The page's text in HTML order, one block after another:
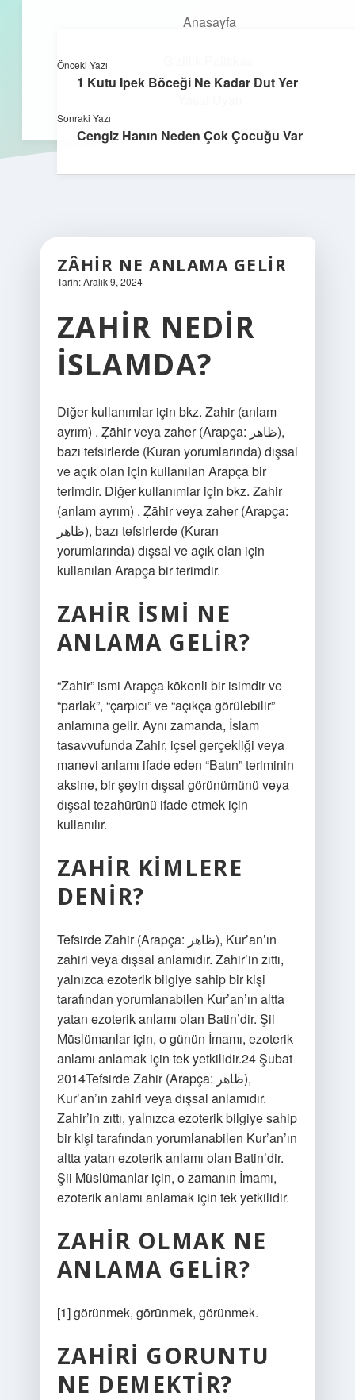
Anasayfa
aç
kefa.com.tr
ZÂHIR NE ANLAMA GELIR
Tarih: Aralık 9, 2024
ZAHIR NEDIR
ISLAMDA?
Diğer kullanımlar için bkz. Zahir (anlam
ayrım) . Ẓāhir veya zaher (Arapça: ظاهر‎),
bazı tefsirlerde (Kuran yorumlarında) dışsal
ve açık olan için kullanılan Arapça bir
terimdir. Diğer kullanımlar için bkz. Zahir
(anlam ayrım) . Ẓāhir veya zaher (Arapça:
ظاهر‎), bazı tefsirlerde (Kuran
yorumlarında) dışsal ve açık olan için
kullanılan Arapça bir terimdir.
ZAHIR ISMI NE
ANLAMA GELIR?
“Zahir” ismi Arapça kökenli bir isimdir ve
“parlak”, “çarpıcı” ve “açıkça görülebilir”
anlamına gelir. Aynı zamanda, İslam
tasavvufunda Zahir, içsel gerçekliği veya
manevi anlamı ifade eden “Batın” teriminin
aksine, bir şeyin dışsal görünümünü veya
dışsal tezahürünü ifade etmek için
kullanılır.
ZAHIR KIMLERE
DENIR?
Tefsirde Zahir (Arapça: ظاهر‎), Kur’an’ın
zahiri veya dışsal anlamıdır. Zahir’in zıttı,
yalnızca ezoterik bilgiye sahip bir kişi
tarafından yorumlanabilen Kur’an’ın altta
yatan ezoterik anlamı olan Batin’dir. Şii
Müslümanlar için, o günün İmamı, ezoterik
anlamı anlamak için tek yetkilidir.24 Şubat
2014Tefsirde Zahir (Arapça: ظاهر‎),
Kur’an’ın zahiri veya dışsal anlamıdır.
Zahir’in zıttı, yalnızca ezoterik bilgiye sahip
bir kişi tarafından yorumlanabilen Kur’an’ın
altta yatan ezoterik anlamı olan Batin’dir.
Şii Müslümanlar için, o zamanın İmamı,
ezoterik anlamı anlamak için tek yetkilidir.
ZAHIR OLMAK NE
ANLAMA GELIR?
[1] görünmek, görünmek, görünmek.
ZAHIRI GORUNTU
NE DEMEKTIR?
Önceki Yazı
1 Kutu Ipek Böceği Ne Kadar Dut Yer
Sonraki Yazı
Cengiz Hanın Neden Çok Çocuğu Var